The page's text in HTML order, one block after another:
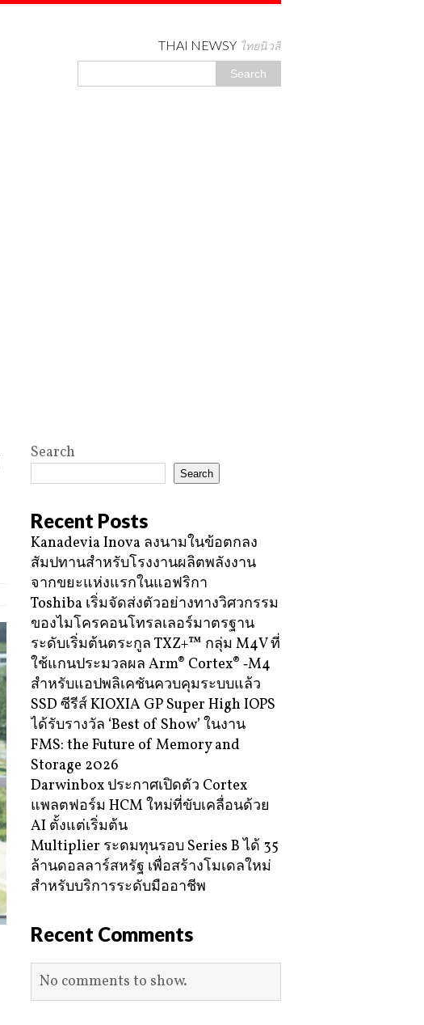
THAI NEWSY ไทยนิวสี่
Search
Search
Recent Posts
Kanadevia Inova ลงนามในข้อตกลง
สัมปทานสำหรับโรงงานผลิตพลังงาน
จากขยะแห่งแรกในแอฟริกา
Toshiba เริ่มจัดส่งตัวอย่างทางวิศวกรรม
ของไมโครคอนโทรลเลอร์มาตรฐาน
ระดับเริ่มต้นตระกูล TXZ+™ กลุ่ม M4V ที่
ใช้แกนประมวลผล Arm® Cortex® ‑M4
สำหรับแอปพลิเคชันควบคุมระบบแล้ว
SSD ซีรีส์ KIOXIA GP Super High IOPS
ได้รับรางวัล ‘Best of Show’ ในงาน
FMS: the Future of Memory and
Storage 2026
Darwinbox ประกาศเปิดตัว Cortex
แพลตฟอร์ม HCM ใหม่ที่ขับเคลื่อนด้วย
AI ตั้งแต่เริ่มต้น
Multiplier ระดมทุนรอบ Series B ได้ 35
ล้านดอลลาร์สหรัฐ เพื่อสร้างโมเดลใหม่
สำหรับบริการระดับมืออาชีพ
Recent Comments
No comments to show.